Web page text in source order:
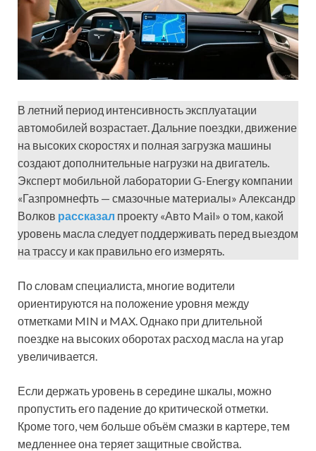
В летний период интенсивность эксплуатации
автомобилей возрастает. Дальние поездки, движение
на высоких скоростях и полная загрузка машины
создают дополнительные нагрузки на двигатель.
Эксперт мобильной лаборатории G-Energy компании
«Газпромнефть — смазочные материалы» Александр
Волков рассказал проекту «Авто Mail» о том, какой
уровень масла следует поддерживать перед выездом
на трассу и как правильно его измерять.
По словам специалиста, многие водители
ориентируются на положение уровня между
отметками MIN и MAX. Однако при длительной
поездке на высоких оборотах расход масла на угар
увеличивается.
Если держать уровень в середине шкалы, можно
пропустить его падение до критической отметки.
Кроме того, чем больше объём смазки в картере, тем
медленнее она теряет защитные свойства.